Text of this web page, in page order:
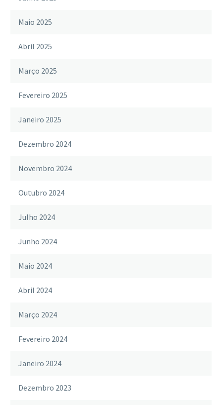
Maio 2025
Abril 2025
Março 2025
Fevereiro 2025
Janeiro 2025
Dezembro 2024
Novembro 2024
Outubro 2024
Julho 2024
Junho 2024
Maio 2024
Abril 2024
Março 2024
Fevereiro 2024
Janeiro 2024
Dezembro 2023